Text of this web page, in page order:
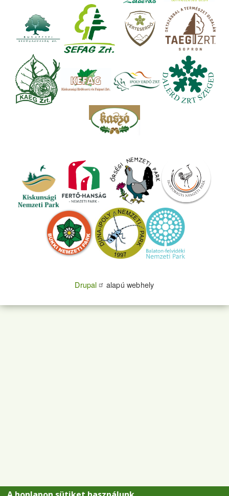
Drupal alapú webhely